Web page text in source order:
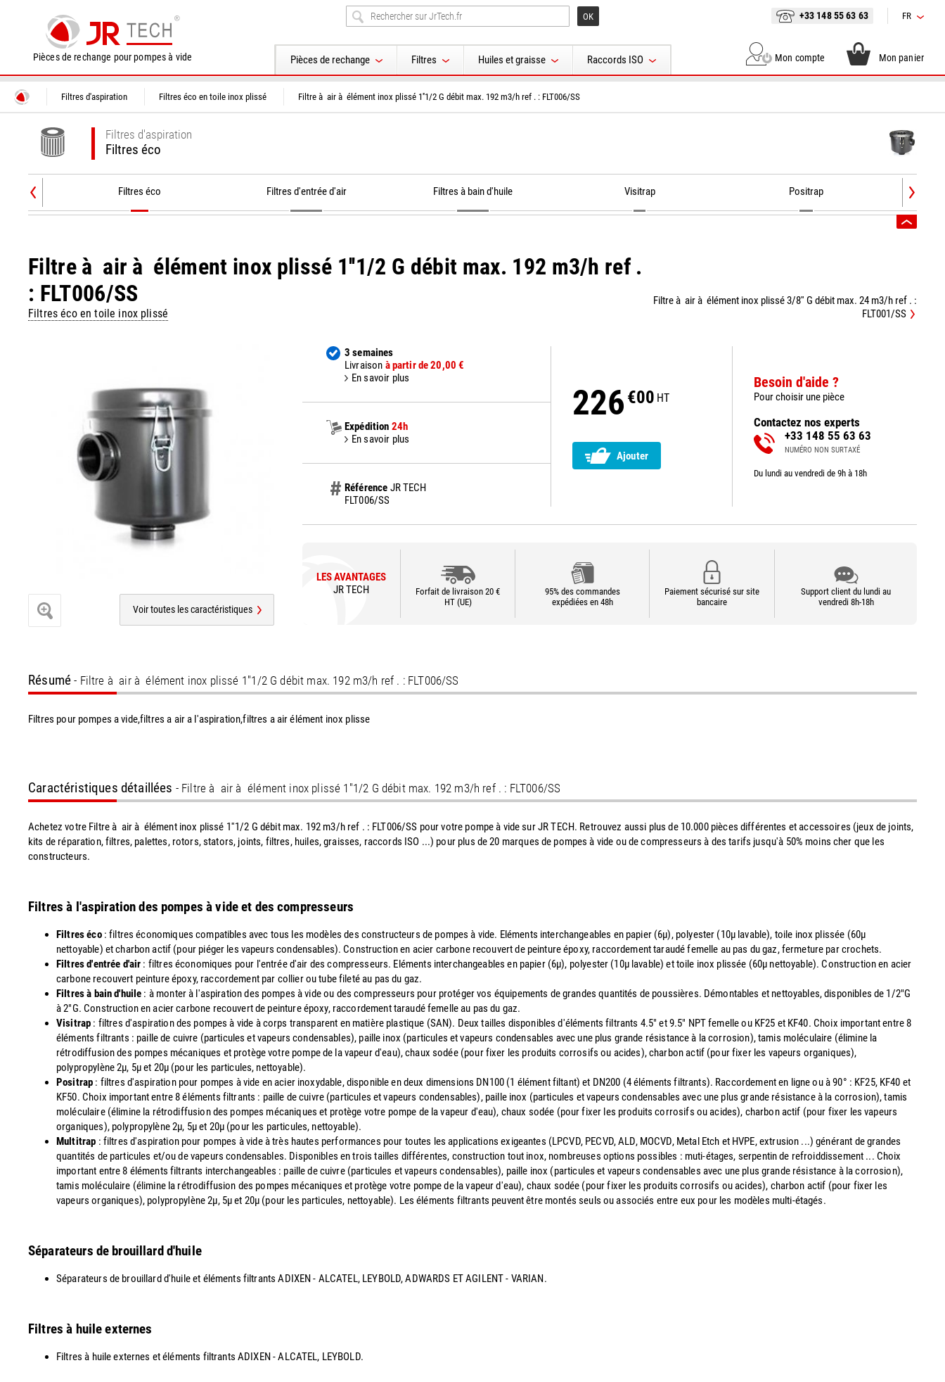
Pièces de rechange pour pompes à vide Pièces de rechange Filtres Huiles et graisse Raccords ISO
+33 148 55 63 63 FR
Mon compte Mon panier
Filtres d'aspiration Filtres éco en toile inox plissé Filtre à air à élément inox plissé 1''1/2 G débit max. 192 m3/h ref . : FLT006/SS
Filtres d'aspiration
Filtres éco
Filtres éco Filtres d'entrée d'air Filtres à bain d'huile Visitrap Positrap
Filtre à air à élément inox plissé 1''1/2 G débit max. 192 m3/h ref .
: FLT006/SS
Filtres éco en toile inox plissé
Filtre à air à élément inox plissé 3/8'' G débit max. 24 m3/h ref . :
FLT001/SS
Voir toutes les caractéristiques
3 semaines
Livraison à partir de 20,00 €
En savoir plus
Expédition 24h
En savoir plus
Référence JR TECH
FLT006/SS
226 €00 HT
Ajouter
Besoin d'aide ?
Pour choisir une pièce
Contactez nos experts
+33 148 55 63 63
NUMÉRO NON SURTAXÉ
Du lundi au vendredi de 9h à 18h
LES AVANTAGES
JR TECH
Forfait de livraison 20 €
HT (UE)
95% des commandes
expédiées en 48h
Paiement sécurisé sur site
bancaire
Support client du lundi au
vendredi 8h-18h
Résumé - Filtre à air à élément inox plissé 1''1/2 G débit max. 192 m3/h ref . : FLT006/SS
Filtres pour pompes a vide,filtres a air a l'aspiration,filtres a air élément inox plisse
Caractéristiques détaillées - Filtre à air à élément inox plissé 1''1/2 G débit max. 192 m3/h ref . : FLT006/SS
Achetez votre Filtre à air à élément inox plissé 1''1/2 G débit max. 192 m3/h ref . : FLT006/SS pour votre pompe à vide sur JR TECH. Retrouvez aussi plus de 10.000 pièces différentes et accessoires (jeux de joints,
kits de réparation, filtres, palettes, rotors, stators, joints, filtres, huiles, graisses, raccords ISO ...) pour plus de 20 marques de pompes à vide ou de compresseurs à des tarifs jusqu'à 50% moins cher que les
constructeurs.
Filtres à l'aspiration des pompes à vide et des compresseurs
Filtres éco: filtres économiques compatibles avec tous les modèles des constructeurs de pompes à vide. Eléments interchangeables en papier (6µ), polyester (10µ lavable), toile inox plissée (60µ
nettoyable) et charbon actif (pour piéger les vapeurs condensables). Construction en acier carbone recouvert de peinture époxy, raccordement taraudé femelle au pas du gaz, fermeture par crochets.
Filtres d'entrée d'air : filtres économiques pour l'entrée d'air des compresseurs. Eléments interchangeables en papier (6µ), polyester (10µ lavable) et toile inox plissée (60µ nettoyable). Construction en acier
carbone recouvert peinture époxy, raccordement par collier ou tube fileté au pas du gaz.
Filtres à bain d'huile : à monter à l'aspiration des pompes à vide ou des compresseurs pour protéger vos équipements de grandes quantités de poussières. Démontables et nettoyables, disponibles de 1/2"G
à 2"G. Construction en acier carbone recouvert de peinture époxy, raccordement taraudé femelle au pas du gaz.
Visitrap : filtres d'aspiration des pompes à vide à corps transparent en matière plastique (SAN). Deux tailles disponibles d'éléments filtrants 4.5" et 9.5" NPT femelle ou KF25 et KF40. Choix important entre 8
éléments filtrants : paille de cuivre (particules et vapeurs condensables), paille inox (particules et vapeurs condensables avec une plus grande résistance à la corrosion), tamis moléculaire (élimine la
rétrodiffusion des pompes mécaniques et protège votre pompe de la vapeur d'eau), chaux sodée (pour fixer les produits corrosifs ou acides), charbon actif (pour fixer les vapeurs organiques),
polypropylène 2µ, 5µ et 20µ (pour les particules, nettoyable).
Positrap : filtres d'aspiration pour pompes à vide en acier inoxydable, disponible en deux dimensions DN100 (1 élément filtant) et DN200 (4 éléments filtrants). Raccordement en ligne ou à 90° : KF25, KF40 et
KF50. Choix important entre 8 éléments filtrants : paille de cuivre (particules et vapeurs condensables), paille inox (particules et vapeurs condensables avec une plus grande résistance à la corrosion), tamis
moléculaire (élimine la rétrodiffusion des pompes mécaniques et protège votre pompe de la vapeur d'eau), chaux sodée (pour fixer les produits corrosifs ou acides), charbon actif (pour fixer les vapeurs
organiques), polypropylène 2µ, 5µ et 20µ (pour les particules, nettoyable).
Multitrap : filtres d'aspiration pour pompes à vide à très hautes performances pour toutes les applications exigeantes (LPCVD, PECVD, ALD, MOCVD, Metal Etch et HVPE, extrusion ...) générant de grandes
quantités de particules et/ou de vapeurs condensables. Disponibles en trois tailles différentes, construction tout inox, nombreuses options possibles : muti-étages, serpentin de refroiddissement ... Choix
important entre 8 éléments filtrants interchangeables : paille de cuivre (particules et vapeurs condensables), paille inox (particules et vapeurs condensables avec une plus grande résistance à la corrosion),
tamis moléculaire (élimine la rétrodiffusion des pompes mécaniques et protège votre pompe de la vapeur d'eau), chaux sodée (pour fixer les produits corrosifs ou acides), charbon actif (pour fixer les
vapeurs organiques), polypropylène 2µ, 5µ et 20µ (pour les particules, nettoyable). Les éléments filtrants peuvent être montés seuls ou associés entre eux pour les modèles multi-étagés.
Séparateurs de brouillard d'huile
Séparateurs de brouillard d'huile et éléments filtrants ADIXEN - ALCATEL, LEYBOLD, ADWARDS ET AGILENT - VARIAN.
Filtres à huile externes
Filtres à huile externes et éléments filtrants ADIXEN - ALCATEL, LEYBOLD.